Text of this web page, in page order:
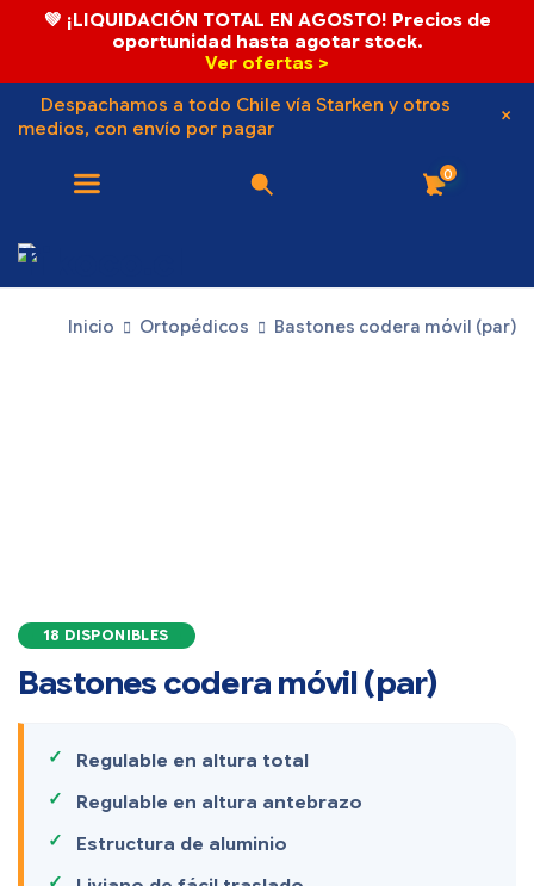
💚 ¡LIQUIDACIÓN TOTAL EN AGOSTO! Precios de
oportunidad hasta agotar stock.
Ver ofertas >
Despachamos a todo Chile vía Starken y otros
medios, con envío por pagar
0
Inicio Ortopédicos Bastones codera móvil (par)
18 DISPONIBLES
Bastones codera móvil (par)
Regulable en altura total
Regulable en altura antebrazo
Estructura de aluminio